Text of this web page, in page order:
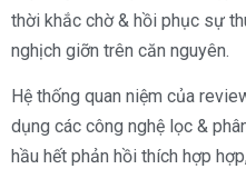
thời khắc chờ & hồi phục sự
nghịch giỡn trên căn nguyên.
Hệ thống quan niệm của
dụng các công nghệ lọc &
hầu hết phản hồi thích hợp